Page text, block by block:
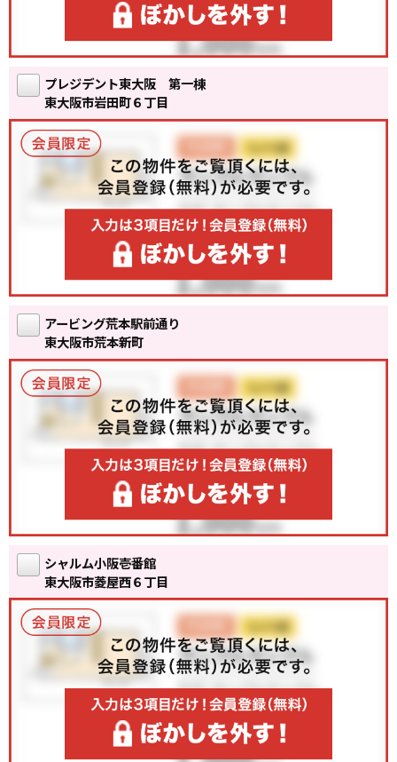
プレジデント東大阪 第一棟
東大阪市岩田町６丁目
アービング荒本駅前通り
東大阪市荒本新町
シャルム小阪壱番館
東大阪市菱屋西６丁目